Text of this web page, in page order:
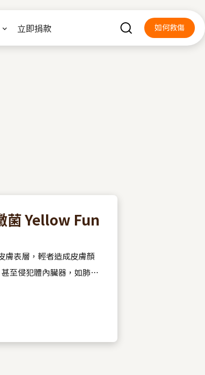
立即捐款 如何救傷
菌 Yellow Fun
膚表層，輕者造成皮膚顏
至侵犯體內臟器，如肺